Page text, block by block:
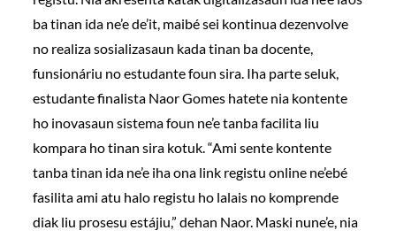
ba tinan ida ne’e de’it, maibé sei kontinua dezenvolve
no realiza sosializasaun kada tinan ba docente,
funsionáriu no estudante foun sira. Iha parte seluk,
estudante finalista Naor Gomes hatete nia kontente
ho inovasaun sistema foun ne’e tanba facilita liu
kompara ho tinan sira kotuk. “Ami sente kontente
tanba tinan ida ne’e iha ona link registu online ne’ebé
fasilita ami atu halo registu ho lalais no komprende
diak liu prosesu estájiu,” dehan Naor. Maski nune’e, nia